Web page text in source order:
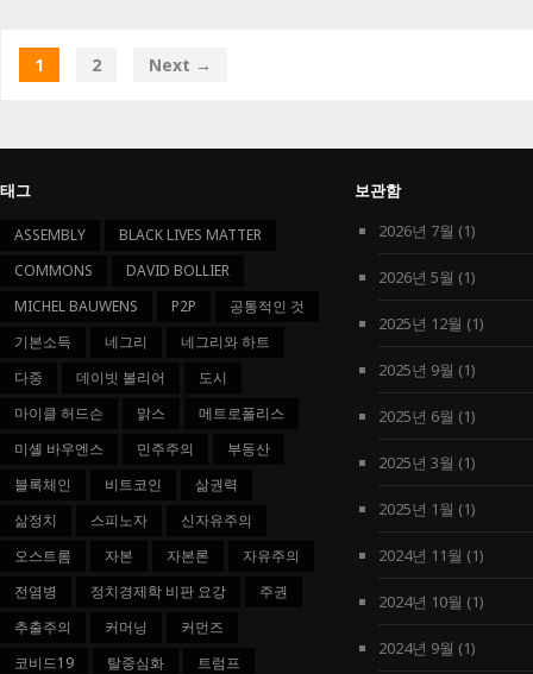
의
래
1 2 Next →
태그
ASSEMBLY
BLACK LIVES MATTER
COMMONS
DAVID BOLLIER
MICHEL BAUWENS
P2P
공통적인 것
기본소득
네그리
네그리와 하트
다중
데이빗 볼리어
도시
마이클 허드슨
맑스
메트로폴리스
미셸 바우엔스
민주주의
부동산
블록체인
비트코인
삶권력
삶정치
스피노자
신자유주의
오스트롬
자본 자본론
자유주의
전염병
정치경제학 비판 요강
주권
추출주의
커머닝
커먼즈
코비드19
탈중심화
트럼프
보관함
2026년 7월 (1)
2026년 5월 (1)
2025년 12월 (1)
2025년 9월 (1)
2025년 6월 (1)
2025년 3월 (1)
2025년 1월 (1)
2024년 11월 (1)
2024년 10월 (1)
2024년 9월 (1)